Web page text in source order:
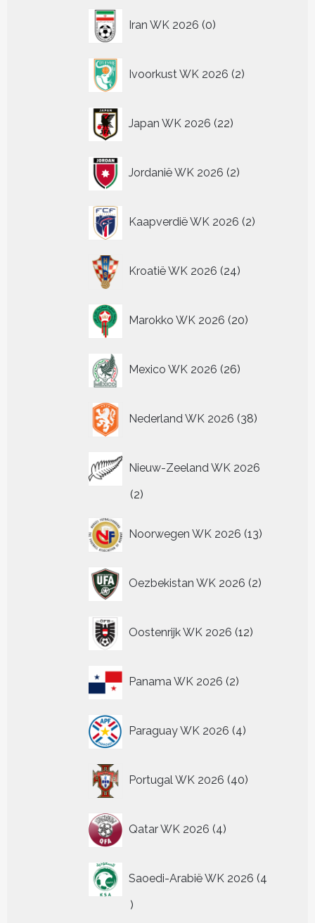
Iran WK 2026 0
producten
Ivoorkust WK 2026 2
producten
Japan WK 2026 22
producten
Jordanië WK 2026 2
producten
Kaapverdië WK 2026 2
producten
Kroatië WK 2026 24
producten
Marokko WK 2026 20
producten
Mexico WK 2026 26
producten
Nederland WK 2026 38
producten
Nieuw-Zeeland WK 2026
22
Noorwegen WK 2026 13
producten
Oezbekistan WK 2026 2
producten
Oostenrijk WK 2026 12
producten
Panama WK 2026 2
producten
Paraguay WK 2026 4
producten
Portugal WK 2026 40
producten
Qatar WK 2026 4
producten
Saoedi-Arabië WK 2026 4
4